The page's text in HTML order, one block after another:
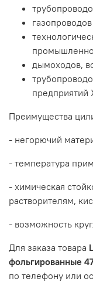
дымоходов,
предприятий
Преимущества
- негорючий
- температура
- химическая
растворителям,
- возможность
Для заказа товара
фольгированные
по телефону или